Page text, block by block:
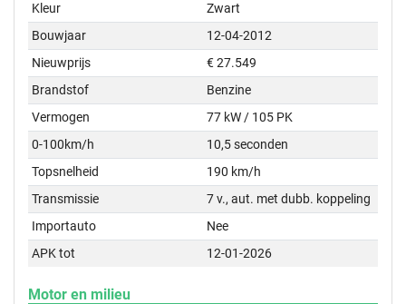
Kleur
Zwart
Bouwjaar
12-04-2012
Nieuwprijs
€ 27.549
Brandstof
Benzine
Vermogen
77 kW / 105 PK
0-100km/h
10,5 seconden
Topsnelheid
190 km/h
Transmissie
7 v., aut. met dubb. koppeling
Importauto
Nee
APK tot
12-01-2026
Motor en milieu